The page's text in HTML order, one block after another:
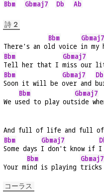
Bbm
Gbmaj7 Db Ab
詩 2
There's an o
Bbm
ld voice
Gbmaj7
in my
Bbm
Tell her that I
Gbmaj7
miss our
Bbm
Soon it will be
Gbmaj7
over and
Db
We u
Bbm
sed to play out
Gbmaj7
side
And full of life and full
Bbm
Some days
Gbmaj7
I don't know if I
Your m
Bbm
ind is playing
Gbmaj7
tricks
コーラス